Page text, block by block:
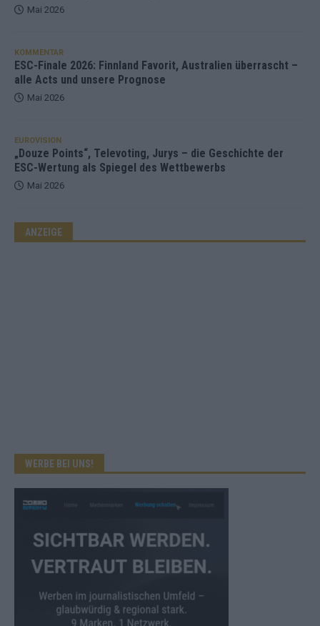
Mai 2026
KOMMENTAR
ESC-Finale 2026: Finnland Favorit, Australien überrascht –
alle Acts und unsere Prognose
Mai 2026
EUROVISION
„Douze Points“, Televoting, Jurys – die Geschichte der
ESC-Wertung als Spiegel des Wettbewerbs
Mai 2026
ANZEIGE
WERBE BEI UNS!